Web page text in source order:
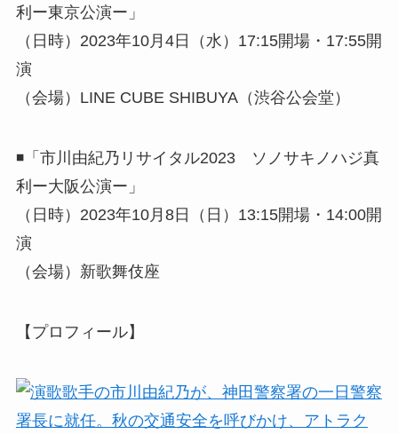
利ー東京公演ー」
（日時）2023年10月4日（水）17:15開場・17:55開
演
（会場）LINE CUBE SHIBUYA（渋谷公会堂）
◾️「市川由紀乃リサイタル2023 ソノサキノハジ真
利ー大阪公演ー」
（日時）2023年10月8日（日）13:15開場・14:00開
演
（会場）新歌舞伎座
【プロフィール】